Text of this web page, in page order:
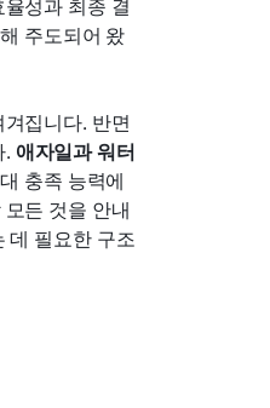
성과 최종 결
주도되어 왔
집니다. 반면
. 애자일과 워터
충족 능력에
든 것을 안내
데 필요한 구조